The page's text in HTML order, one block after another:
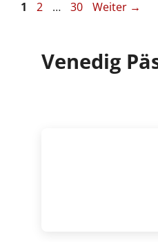
Seite
1 Seite
2 … Seite
30 Weiter →
Venedig